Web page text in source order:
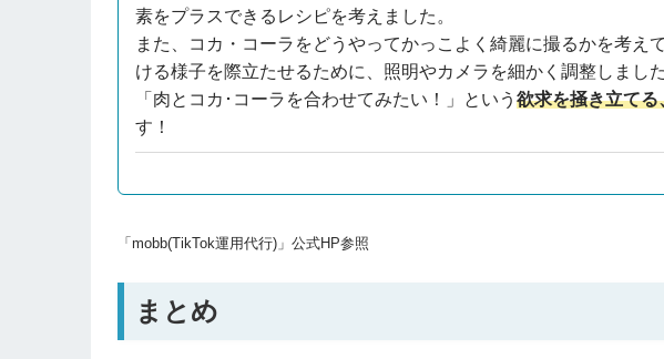
素をプラスできるレシピを考えました。
また、コカ・コーラをどうやってかっこよく綺麗に撮るかを考え
ける様子を際立たせるために、照明やカメラを細かく調整しました
「肉とコカ･コーラを合わせてみたい！」という 欲求を掻き立て
す！
「mobb(TikTok運用代行)」公式HP参照
まとめ